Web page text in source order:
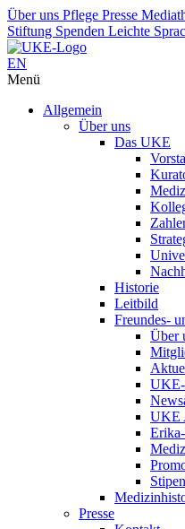
Über uns Pflege Presse
Stiftung Spenden Leichte
EN
Menü
Allgemein
Über uns
Das UKE
Historie
Leitbild
Freundes-
Über
UKE
Presse